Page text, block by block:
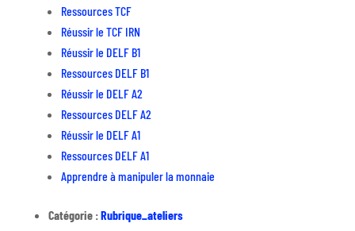
Ressources TCF
Réussir le TCF IRN
Réussir le DELF B1
Ressources DELF B1
Réussir le DELF A2
Ressources DELF A2
Réussir le DELF A1
Ressources DELF A1
Apprendre à manipuler la monnaie
Catégorie :Rubrique_ateliers